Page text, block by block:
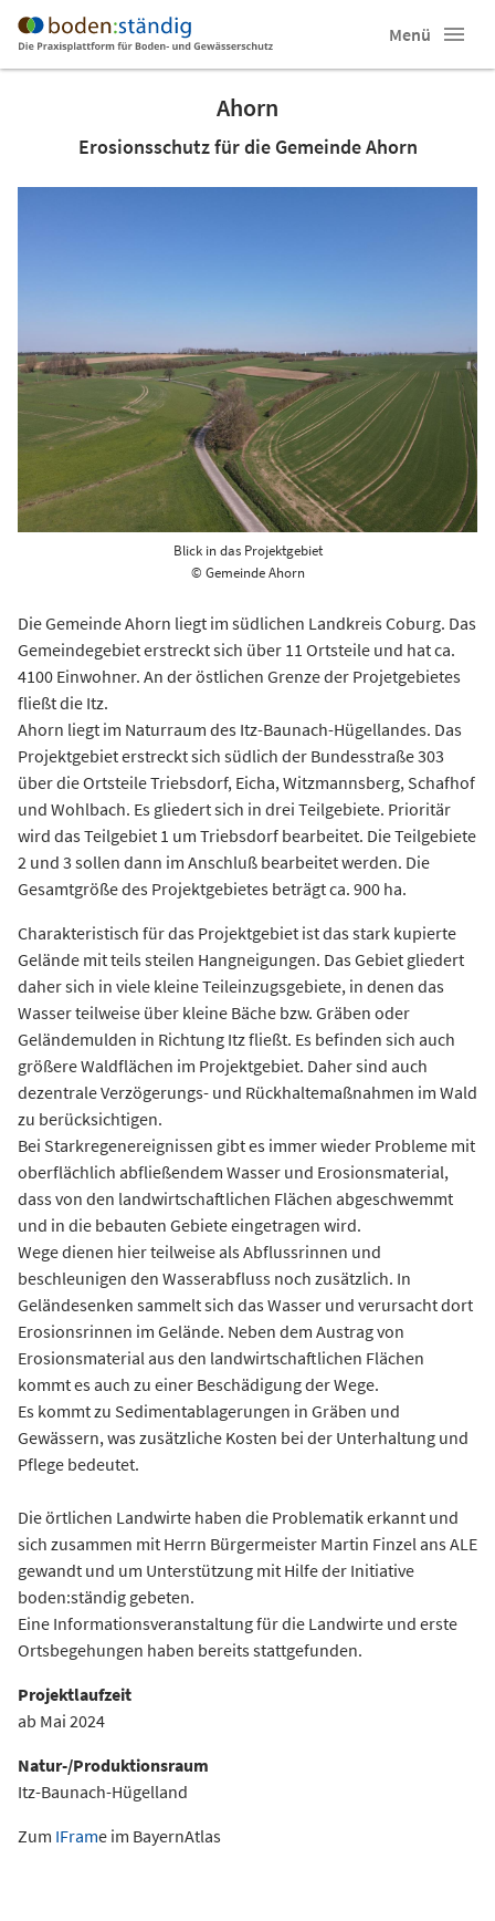
Menü
Ahorn
Erosionsschutz für die Gemeinde Ahorn
Blick in das Projektgebiet
© Gemeinde Ahorn
Die Gemeinde Ahorn liegt im südlichen Landkreis Coburg. Das
Gemeindegebiet erstreckt sich über 11 Ortsteile und hat ca.
4100 Einwohner. An der östlichen Grenze der Projetgebietes
fließt die Itz.
Ahorn liegt im Naturraum des Itz-Baunach-Hügellandes. Das
Projektgebiet erstreckt sich südlich der Bundesstraße 303
über die Ortsteile Triebsdorf, Eicha, Witzmannsberg, Schafhof
und Wohlbach. Es gliedert sich in drei Teilgebiete. Prioritär
wird das Teilgebiet 1 um Triebsdorf bearbeitet. Die Teilgebiete
2 und 3 sollen dann im Anschluß bearbeitet werden. Die
Gesamtgröße des Projektgebietes beträgt ca. 900 ha.
Charakteristisch für das Projektgebiet ist das stark kupierte
Gelände mit teils steilen Hangneigungen. Das Gebiet gliedert
daher sich in viele kleine Teileinzugsgebiete, in denen das
Wasser teilweise über kleine Bäche bzw. Gräben oder
Geländemulden in Richtung Itz fließt. Es befinden sich auch
größere Waldflächen im Projektgebiet. Daher sind auch
dezentrale Verzögerungs- und Rückhaltemaßnahmen im Wald
zu berücksichtigen.
Bei Starkregenereignissen gibt es immer wieder Probleme mit
oberflächlich abfließendem Wasser und Erosionsmaterial,
dass von den landwirtschaftlichen Flächen abgeschwemmt
und in die bebauten Gebiete eingetragen wird.
Wege dienen hier teilweise als Abflussrinnen und
beschleunigen den Wasserabfluss noch zusätzlich. In
Geländesenken sammelt sich das Wasser und verursacht dort
Erosionsrinnen im Gelände. Neben dem Austrag von
Erosionsmaterial aus den landwirtschaftlichen Flächen
kommt es auch zu einer Beschädigung der Wege.
Es kommt zu Sedimentablagerungen in Gräben und
Gewässern, was zusätzliche Kosten bei der Unterhaltung und
Pflege bedeutet.
Die örtlichen Landwirte haben die Problematik erkannt und
sich zusammen mit Herrn Bürgermeister Martin Finzel ans ALE
gewandt und um Unterstützung mit Hilfe der Initiative
boden:ständig gebeten.
Eine Informationsveranstaltung für die Landwirte und erste
Ortsbegehungen haben bereits stattgefunden.
Projektlaufzeit
ab Mai 2024
Natur-/Produktionsraum
Itz-Baunach-Hügelland
Zum IFrame im BayernAtlas